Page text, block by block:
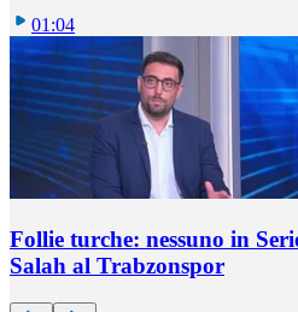
01:04
Follie turche: nessuno in
Salah al Trabzonspor